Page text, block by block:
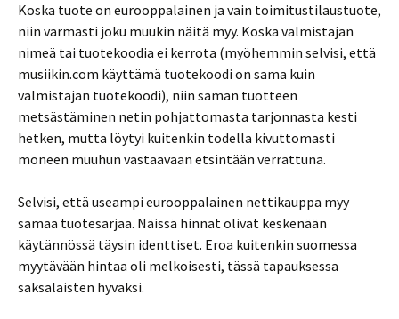
Koska tuote on eurooppalainen ja vain toimitustilaustuote,
niin varmasti joku muukin näitä myy. Koska valmistajan
nimeä tai tuotekoodia ei kerrota (myöhemmin selvisi, että
musiikin.com käyttämä tuotekoodi on sama kuin
valmistajan tuotekoodi), niin saman tuotteen
metsästäminen netin pohjattomasta tarjonnasta kesti
hetken, mutta löytyi kuitenkin todella kivuttomasti
moneen muuhun vastaavaan etsintään verrattuna.
Selvisi, että useampi eurooppalainen nettikauppa myy
samaa tuotesarjaa. Näissä hinnat olivat keskenään
käytännössä täysin identtiset. Eroa kuitenkin suomessa
myytävään hintaa oli melkoisesti, tässä tapauksessa
saksalaisten hyväksi.